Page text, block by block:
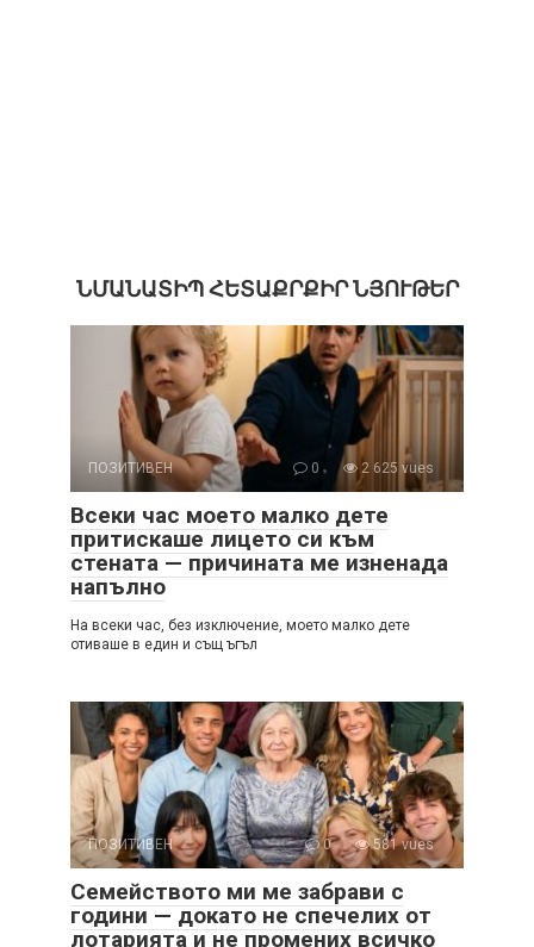
ՆՄԱՆԱՏԻՊ ՀԵՏԱՔՐՔԻՐ ՆՅՈՒԹԵՐ
ПОЗИТИВЕН 0 2 625 vues
Всеки час моето малко дете
притискаше лицето си към
стената — причината ме изненада
напълно
На всеки час, без изключение, моето малко дете
отиваше в един и същ ъгъл
ПОЗИТИВЕН 0 581 vues
Семейството ми ме забрави с
години — докато не спечелих от
лотарията и не промених всичко